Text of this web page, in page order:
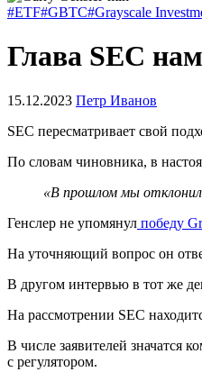
#ETF#GBTC#Grayscale
Глава SEC
15.12.2023 Петр Иванов
SEC пересматривает свой
По словам чиновника, в
«В прошлом мы
Генслер не упомянул победу
На уточняющий вопрос он
В другом интервью в тот же
На рассмотрении SEC
В числе заявителей значатся
с регулятором.